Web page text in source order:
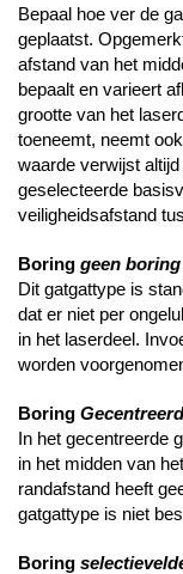
Bepaal hoe ver de
geplaatst.
afstand van het
bepaalt en varieert
grootte van het
toeneemt, neemt
waarde verwijst
geselecteerde
veiligheidsafstand
Boring geen boring
Dit gatgattype is
dat er niet per
in het laserdeel.
worden
Boring
In het gecentreerde
in het midden van
randafstand heeft
gatgattype is niet
Boring